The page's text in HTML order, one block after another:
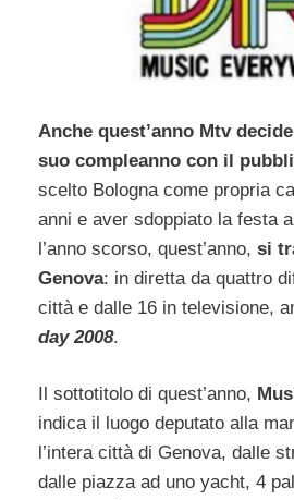
Anche quest’anno Mtv
suo compleanno con il
scelto Bologna come propria
anni e aver sdoppiato la festa
l’anno scorso, quest’anno, si
Genova: in diretta da quattro
città e dalle 16 in televisione,
day 2008.
Il sottotitolo di quest’anno,
indica il luogo deputato alla
l’intera città di Genova, dalle
dalle piazza ad uno yacht, 4